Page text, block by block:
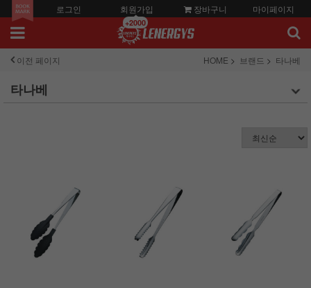
로그인 회원가입
+2000
장바구니 마이페이지
이전 페이지 HOME 브랜드 타나베
타나베